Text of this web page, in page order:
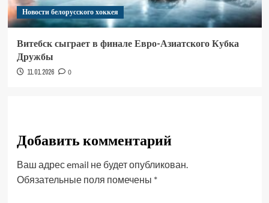
Новости белорусского хоккея
Витебск сыграет в финале Евро-Азиатского Кубка
Дружбы
11.01.2026 0
Добавить комментарий
Ваш адрес email не будет опубликован.
Обязательные поля помечены *